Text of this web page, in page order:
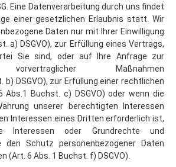
einer gesetzlichen Erlaubnis statt. Wir
Daten nur mit Ihrer Einwilligung
a) DSGVO), zur Erfüllung eines Vertrags,
Sie sind, oder auf Ihre Anfrage zur
vorvertraglicher Maßnahmen
b) DSGVO), zur Erfüllung einer rechtlichen
Abs.1 Buchst. c) DSGVO) oder wenn die
unserer berechtigten Interessen
Interessen eines Dritten erforderlich ist,
Interessen oder Grundrechte und
den Schutz personenbezogener Daten
(Art. 6 Abs. 1 Buchst. f) DSGVO).